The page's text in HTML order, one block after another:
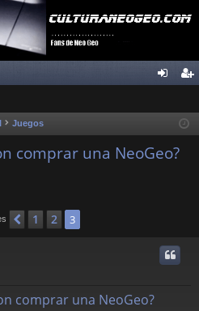
ist
Juegos
comprar una NeoGeo?
Anterior
1 2 3
comprar una NeoGeo?